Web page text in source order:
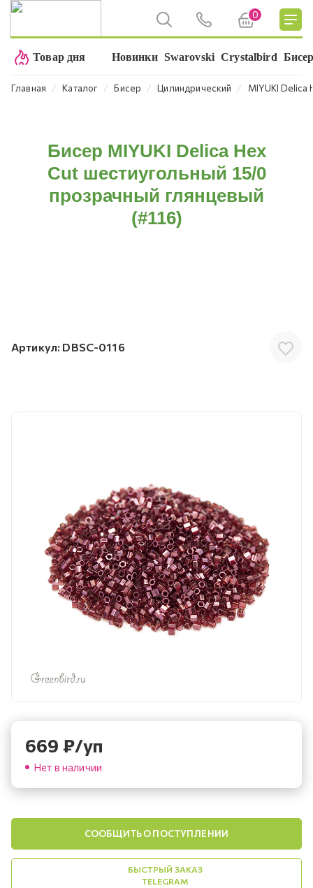
0
Товар дня Новинки Swarovski Crystalbird
Главная ⁄ Каталог ⁄ Бисер ⁄ Цилиндрический ⁄ MIYUKI Delica
Бисер MIYUKI Delica Hex
Cut шестиугольный 15/0
прозрачный глянцевый
(#116)
Артикул: DBSC-0116
669 ₽/уп
Нет в наличии
СООБЩИТЬ О ПОСТУПЛЕНИИ
БЫСТРЫЙ ЗАКАЗ
TELEGRAM